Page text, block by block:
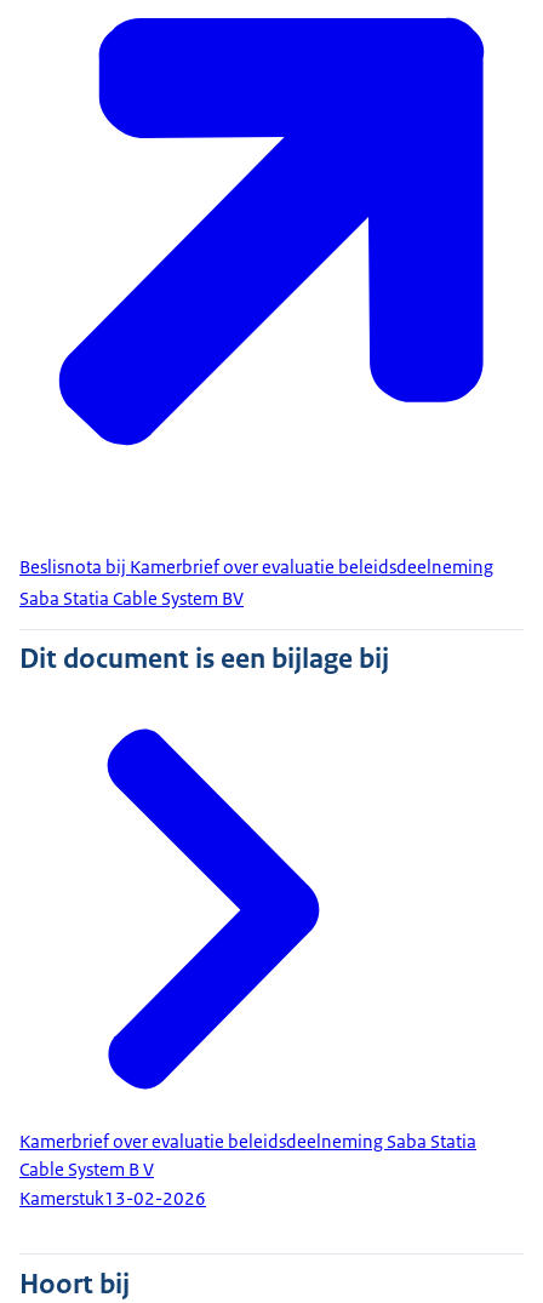
Beslisnota bij Kamerbrief over evaluatie beleidsdeelneming
Saba Statia Cable System BV
Dit document is een bijlage bij
Kamerbrief over evaluatie beleidsdeelneming Saba Statia
Cable System B V
Kamerstuk13-02-2026
Hoort bij